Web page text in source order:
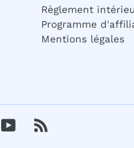
Règlement
Programme
Mentions légales
YouTube